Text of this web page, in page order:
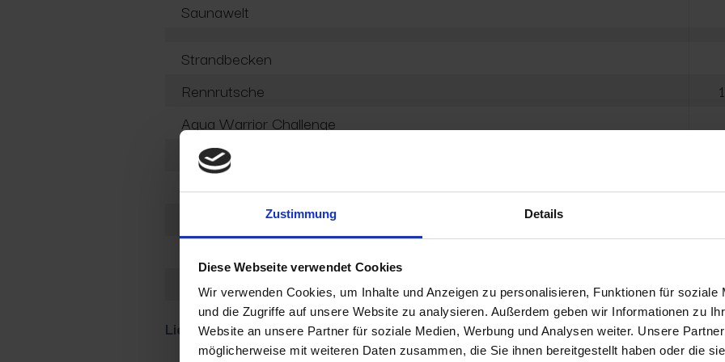
Zustimmung Details
Diese Webseite verwendet Cookies
Wir verwenden Cookies, um Inhalte und Anzeigen zu personalisieren, Funktionen für soziale
und die Zugriffe auf unsere Website zu analysieren. Außerdem geben wir Informationen zu
Website an unsere Partner für soziale Medien, Werbung und Analysen weiter. Unsere
möglicherweise mit weiteren Daten zusammen, die Sie ihnen bereitgestellt haben oder die
Saunawelt
Strandbecken
Rennrutsche
Aqua Warrior Challenge
Kinder-Abenteuerbecken, Babybecken, Piratenbecken, Drachenburg
Wellenbecken am Strand
Rutschenpark am Strand (Mittagspause: 13:00 - 14:00)
Sommereingang
Liebe Gäste, in der folgenden Tabelle finden Sie die geplanten